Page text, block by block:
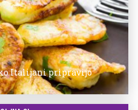
Italijani pripravijo